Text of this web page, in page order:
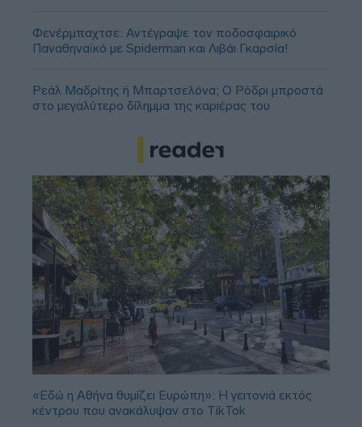
Φενέρμπαχτσε: Αντέγραψε τον ποδοσφαιρικό
Παναθηναϊκό με Spiderman και Λιβάι Γκαρσία!
Ρεάλ Μαδρίτης ή Μπαρτσελόνα; Ο Ρόδρι μπροστά
στο μεγαλύτερο δίλημμα της καριέρας του
«Εδώ η Αθήνα θυμίζει Ευρώπη»: H γειτονιά εκτός
κέντρου που ανακάλυψαν στο TikTok